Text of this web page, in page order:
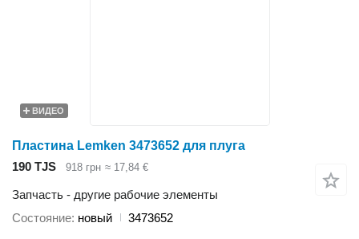
ВИДЕО
Пластина Lemken 3473652 для плуга
190 TJS
918 грн ≈ 17,84 €
Запчасть - другие рабочие элементы
Состояние новый
3473652